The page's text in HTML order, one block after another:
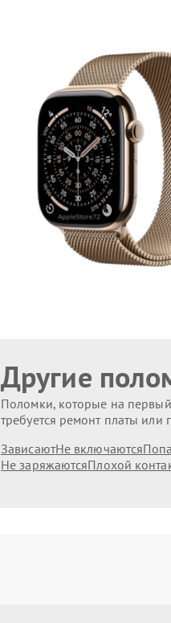
Другие
Поломки, которые на
требуется ремонт платы или
ЗависаютНе включаются
Не заряжаютсяПлохой